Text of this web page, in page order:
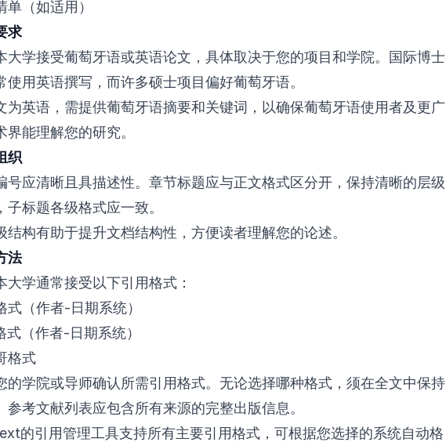
单（如适用）
求
大学接受葡萄牙语或英语论文，具体取决于您的项目和学院。国际博士
使用英语撰写，而许多硕士项目偏好葡萄牙语。
为英语，需提供葡萄牙语摘要和关键词，以确保葡萄牙语使用者及更广
界能理解您的研究。
织
号应清晰且具描述性。章节标题应与正文格式区分开，保持清晰的层级
子标题各级格式应一致。
结构有助于提升文档结构性，方便读者理解您的论述。
法
大学通常接受以下引用格式：
式（作者-日期系统）
式（作者-日期系统）
格式
的学院或导师确认所需引用格式。无论选择哪种格式，须在全文中保持
参考文献列表应包含所有来源的完整出版信息。
的引用管理工具支持所有主要引用格式，可根据您选择的系统自动格